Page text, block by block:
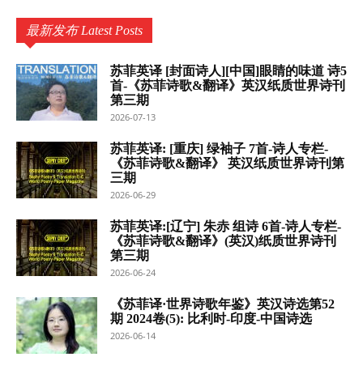
最新发布 Latest Posts
苏菲英译 [封面诗人][中国]眼睛的味道 诗5
首-《苏菲诗歌&翻译》英汉纸质世界诗刊
第三期
2026-07-13
苏菲英译: [重庆] 绿袖子 7首-诗人专栏-
《苏菲诗歌&翻译》 英汉纸质世界诗刊第
三期
2026-06-29
苏菲英译:[辽宁] 朱赤 组诗 6首-诗人专栏-
《苏菲诗歌&翻译》(英汉)纸质世界诗刊
第三期
2026-06-24
《苏菲译·世界诗歌年鉴》英汉诗选第52
期 2024卷(5): 比利时-印度-中国诗选
2026-06-14